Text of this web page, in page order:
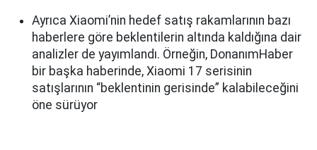
Ayrıca Xiaomi’nin hedef satış rakamlarının bazı
haberlere göre beklentilerin altında kaldığına dair
analizler de yayımlandı. Örneğin, DonanımHaber
bir başka haberinde, Xiaomi 17 serisinin
satışlarının “beklentinin gerisinde” kalabileceğini
öne sürüyor